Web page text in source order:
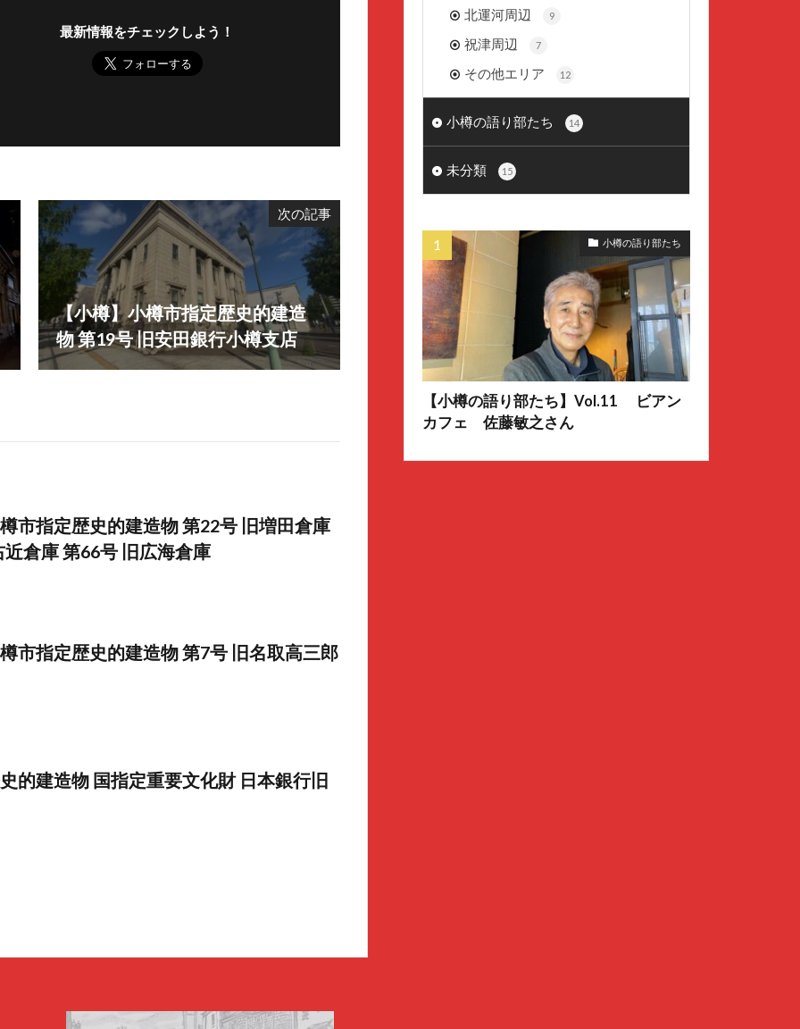
最新情報をチェックしよう！
次の記事
【小樽】小樽市指定歴史的建造
物 第19号 旧安田銀行小樽支店
市指定歴史的建造物 第22号 旧増田倉庫
倉庫 第66号 旧広海倉庫
市指定歴史的建造物 第7号 旧名取高三郎
的建造物 国指定重要文化財 日本銀行旧
北運河周辺 9
祝津周辺 7
その他エリア 12
小樽の語り部たち 14
未分類 15
小樽の語り部たち
【小樽の語り部たち】Vol.11 ビアン
カフェ 佐藤敏之さん